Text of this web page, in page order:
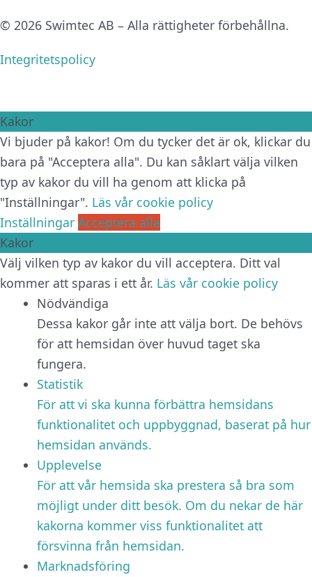
© 2026 Swimtec AB – Alla rättigheter förbehållna.
Integritetspolicy
Kakor
Vi bjuder på kakor! Om du tycker det är ok, klickar du
bara på "Acceptera alla". Du kan såklart välja vilken
typ av kakor du vill ha genom att klicka på
"Inställningar". Läs vår cookie policy
Inställningar Acceptera alla
Kakor
Välj vilken typ av kakor du vill acceptera. Ditt val
kommer att sparas i ett år. Läs vår cookie policy
Nödvändiga
Dessa kakor går inte att välja bort. De behövs
för att hemsidan över huvud taget ska
fungera.
Statistik
För att vi ska kunna förbättra hemsidans
funktionalitet och uppbyggnad, baserat på hur
hemsidan används.
Upplevelse
För att vår hemsida ska prestera så bra som
möjligt under ditt besök. Om du nekar de här
kakorna kommer viss funktionalitet att
försvinna från hemsidan.
Marknadsföring